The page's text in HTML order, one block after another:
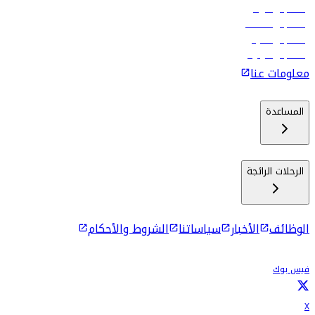
رحلات إلى الرياض
رحلات إلى مسقط
رحلات إلى ماليه
رحلات إلى كولومبو
معلومات عنا
المساعدة
الرحلات الرائجة
الوظائف الأخبار سياساتنا الشروط والأحكام
فيس بوك
X